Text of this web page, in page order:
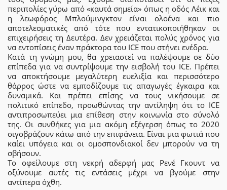
περιπολίες γύρω από «καυτά σημεία» όπως η οδός Λέικ και
η λεωφόρος Μπλούμινγκτον είναι ολοένα και πιο
αποτελεσματικές από τότε που εντατικοποιήθηκαν οι
επιχειρήσεις τη Δευτέρα. Δεν χρειάζεται πολύς χρόνος για
να εντοπίσεις έναν πράκτορα του ICE που στήνει ενέδρα.
Κατά τη γνώμη μου, θα χρειαστεί να παλέψουμε σε δύο
επίπεδα για να συντρίψουμε την εισβολή του ICE. Πρέπει
να αποκτήσουμε μεγαλύτερη ευελιξία και περισσότερο
θάρρος ώστε να εμποδίζουμε τις απαγωγές έγκαιρα και
δυναμικά. Και πρέπει επίσης να τους νικήσουμε σε
πολιτικό επίπεδο, προωθώντας την αντίληψη ότι το ICE
αντιπροσωπεύει μια επίθεση στην κοινωνία στο σύνολό
της. Οι συνθήκες για μια ακόμη εξέγερση όπως το 2020
σιγοβράζουν κάτω από την επιφάνεια. Είναι μια φωτιά που
καίει υπόγεια και οι ομοσπονδιακοί δεν μπορούν να τη
σβήσουν.
Το οφείλουμε στη νεκρή αδερφή μας Ρενέ Γκουντ να
οξύνουμε αυτές τις εντάσεις μέχρι να βγούμε στην
αντίπερα όχθη.